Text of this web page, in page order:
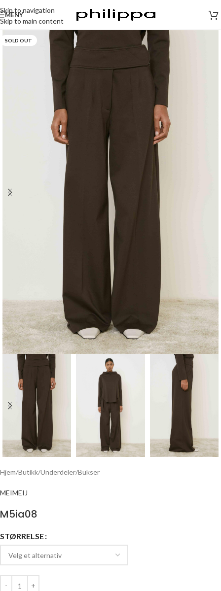
Skip to navigation
Skip to main content
MENY
SOLD OUT
Hjem/Butikk/Underdeler/Bukser
MEIMEIJ
M5ia08
STØRRELSE